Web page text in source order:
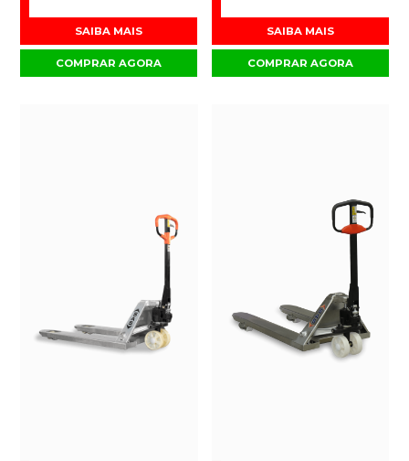
SAIBA MAIS
COMPRAR AGORA
SAIBA MAIS
COMPRAR AGORA